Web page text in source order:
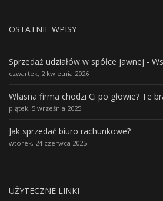
OSTATNIE WPISY
czwartek, 2 kwietnia 2026
piątek, 5 września 2025
Jak sprzedać biuro rachunkowe?
wtorek, 24 czerwca 2025
UŻYTECZNE LINKI